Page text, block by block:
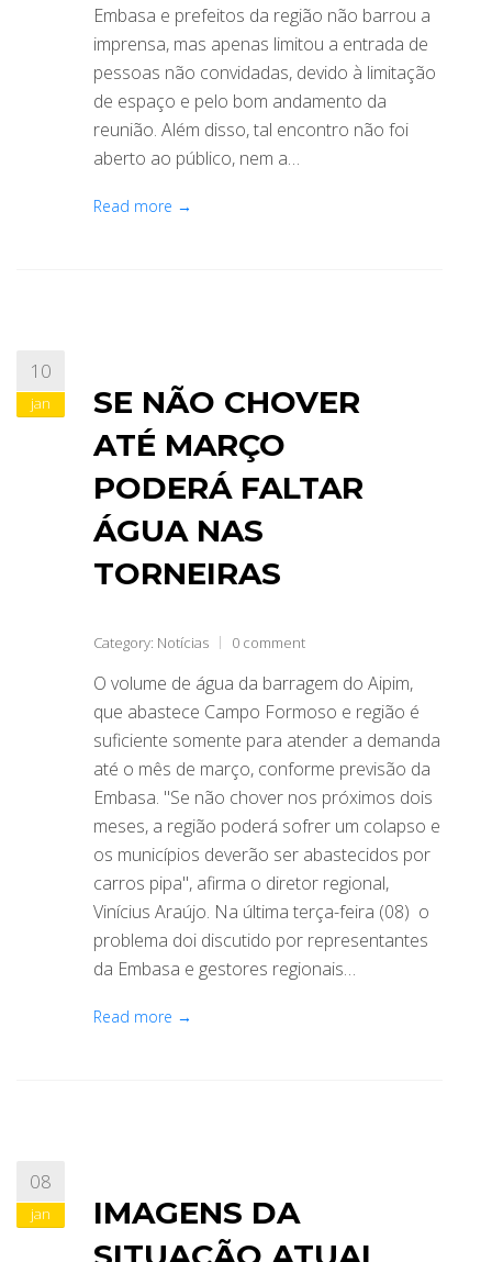
Embasa e prefeitos da região não barrou a
imprensa, mas apenas limitou a entrada de
pessoas não convidadas, devido à limitação
de espaço e pelo bom andamento da
reunião. Além disso, tal encontro não foi
aberto ao público, nem a…
Read more →
10
jan
SE NÃO CHOVER
ATÉ MARÇO
PODERÁ FALTAR
ÁGUA NAS
TORNEIRAS
Category: Notícias 0 comment
O volume de água da barragem do Aipim,
que abastece Campo Formoso e região é
suficiente somente para atender a demanda
até o mês de março, conforme previsão da
Embasa. "Se não chover nos próximos dois
meses, a região poderá sofrer um colapso e
os municípios deverão ser abastecidos por
carros pipa", afirma o diretor regional,
Vinícius Araújo. Na última terça-feira (08) o
problema doi discutido por representantes
da Embasa e gestores regionais…
Read more →
08
jan
IMAGENS DA